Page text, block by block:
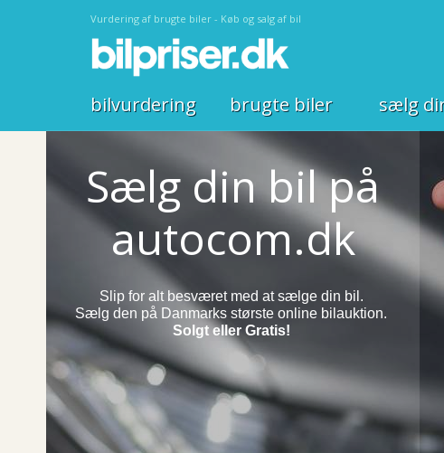
Vurdering af brugte biler - Køb og salg af bil
bilvurdering brugte biler sælg
Sælg din bil på
autocom.dk
Slip for alt besværet med at sælge din bil.
Sælg den på Danmarks største online bilauktion.
Solgt eller Gratis!